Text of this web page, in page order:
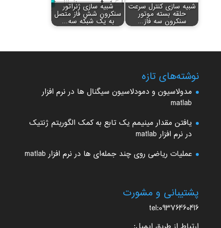
شبیه سازی کنترل سرعت
حلقه بسته موتور
سنکرون سه فاز…
شبیه سازی ژنراتور
سنکرون شش فاز متصل
به یک شبکه سه…
نوشته‌های تازه
مدولاسیون و دمودلاسیون سیگنال ها در نرم افزار
matlab
یافتن مقدار مینیمم یک تابع به کمک الگوریتم ژنتیک
در نرم افزار matlab
عملیات ریاضی روی چند جمله‌ای ها در نرم افزار matlab
پشتیبانی و مشورت
tel:09376460416